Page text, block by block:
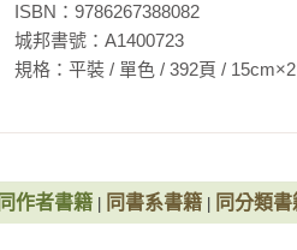
讀一讀這本書。
──卡蜜．嘉西亞（Kami Garcia）
人入勝、令人心跳加速的小說時，
這是作者迄今最讚的作品，非常有
鬆、好愜意，真的不想在大半夜一
要離開，可是我又超不想走。我說
一陣子後，我總算將目光慢慢移
部劇烈起伏，他在用力深吸氣，吸
尚未付出行動，就在這時，他轉過
椅子刮過地板，我瑟縮了一下，
ISBN：9786267388082
城邦書號：A1400723
規格：平裝 / 單色 / 392頁 /
同作者書籍 同書系書籍 同分類書